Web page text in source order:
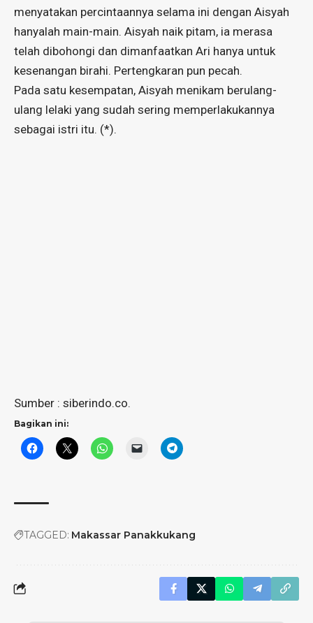
menyatakan percintaannya selama ini dengan Aisyah
hanyalah main-main. Aisyah naik pitam, ia merasa
telah dibohongi dan dimanfaatkan Ari hanya untuk
kesenangan birahi. Pertengkaran pun pecah.
Pada satu kesempatan, Aisyah menikam berulang-
ulang lelaki yang sudah sering memperlakukannya
sebagai istri itu. (*).
Sumber : siberindo.co.
Bagikan ini:
TAGGED: Makassar Panakkukang